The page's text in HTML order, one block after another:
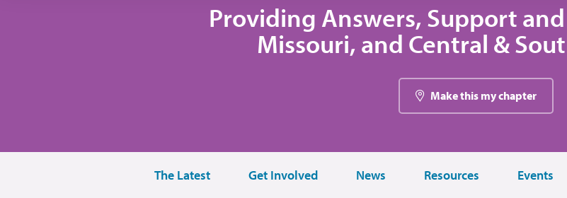
Providing Answers, Support
Missouri, and Central &
Make this my chapter
The Latest Get Involved News Resources Events